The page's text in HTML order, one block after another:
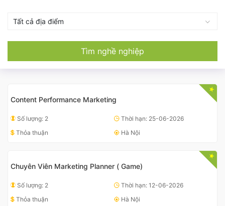
Tìm nghề nghiệp
Content Performance Marketing
Số lượng: 2
Thời hạn: 25-06-2026
Thỏa thuận
Hà Nội
Chuyên Viên Marketing Planner ( Game)
Số lượng: 2
Thời hạn: 12-06-2026
Thỏa thuận
Hà Nội